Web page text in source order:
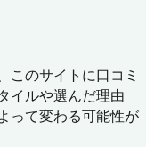
このサイトに口コミ
イルや選んだ理由
って変わる可能性が